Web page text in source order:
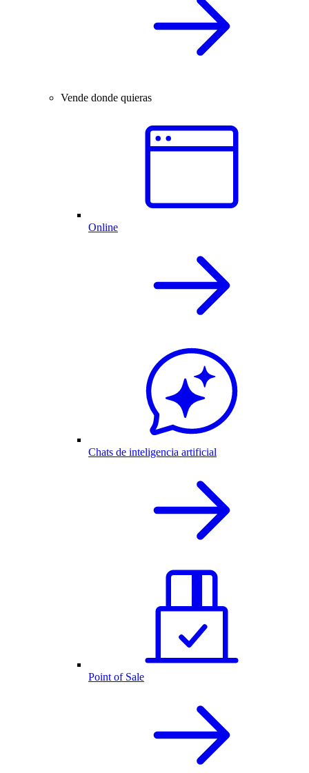
Vende donde quieras
Online
Chats de inteligencia artificial
Point of Sale